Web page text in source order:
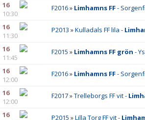
16
10:30
F2016» Limhamns FF-
16
11:30
P2013 »Kulladals FF lila -
16
11:45
F2015 » Limhamns FF grön -
16
12:00
F2016» Limhamns FF-
16
12:00
F2017»Trelleborgs FF vit -
16
P2015 »Lilla Torg FF vit -